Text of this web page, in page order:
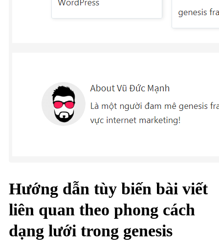
Hướng dẫn tùy biến bài viết
liên quan theo phong cách
dạng lưới trong genesis